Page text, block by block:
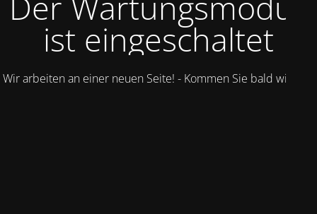
ist eingeschaltet
Wir arbeiten an einer neuen Seite! - Kommen Sie bald wieder.